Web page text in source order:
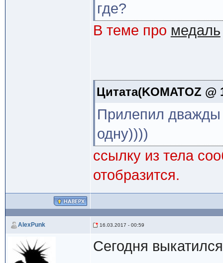
где?
В теме про медаль
Цитата(KOMATOZ @
Прилепил дважды
одну))))
ссылку из тела
отобразится.
AlexPunk 16.03.2017 - 00:59
Сегодня